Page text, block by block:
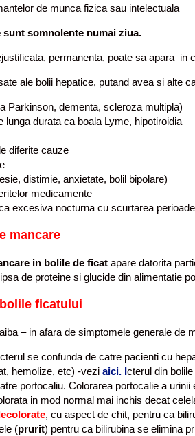
de munca fizica sau intelectuala
somnolente numai ziua.
permanenta, poate sa apara in
ale bolii hepatice, putand avea si alte
Parkinson, dementa, scleroza multipla)
lunga durata ca boala Lyme, hipotiroidia
diferite cauze
distimie, anxietate, bolil bipolare)
medicamente
excesiva nocturna cu scurtarea
mancare
in bolile de ficat apare datorita
de proteine si glucide din alimentatie
ficatului
– in afara de simptomele generale
se confunda de catre pacienti cu
hemolize, etc) -vezi aici. Icterul din
portocaliu. Colorarea portocalie a
in mod normal mai inchis decat
, cu aspect de chit, pentru ca
(prurit) pentru ca bilirubina se elimina